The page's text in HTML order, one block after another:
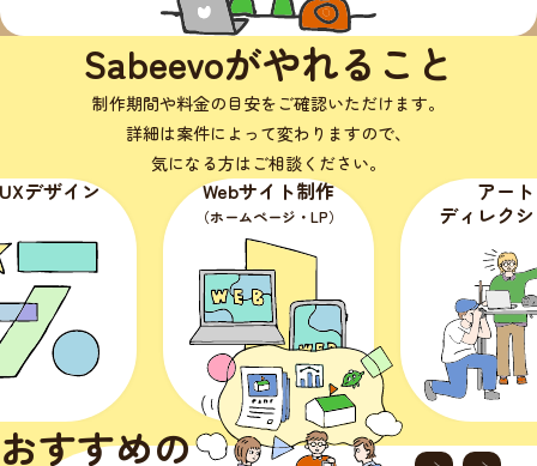
Sabeevoがやれること
制作期間や料金の目安をご確認いただけます。
詳細は案件によって変わりますので、
気になる方はご相談ください。
ン Webサイト制作
（ホームページ・LP）
アート
ディレクション
おすすめの